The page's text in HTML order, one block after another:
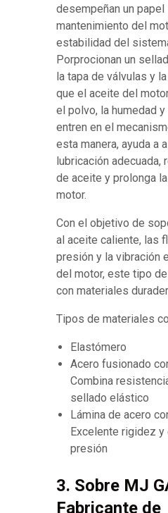
desempeñan un papel
mantenimiento del
estabilidad del
Porprocionan un
la tapa de válvulas y
que el aceite del
el polvo, la humedad
entren en el
esta manera, ayuda a
lubricación adecuada,
de aceite y prolonga
motor.
Con el objetivo de
al aceite caliente, las
presión y la vibración
del motor, este tipo
con materiales
Tipos de materiales
Elastómero
Acero fusionado
Combina
sellado elástico
Lámina de acero
Excelente rigidez
presión
3. Sobre MJ
Fabricante de